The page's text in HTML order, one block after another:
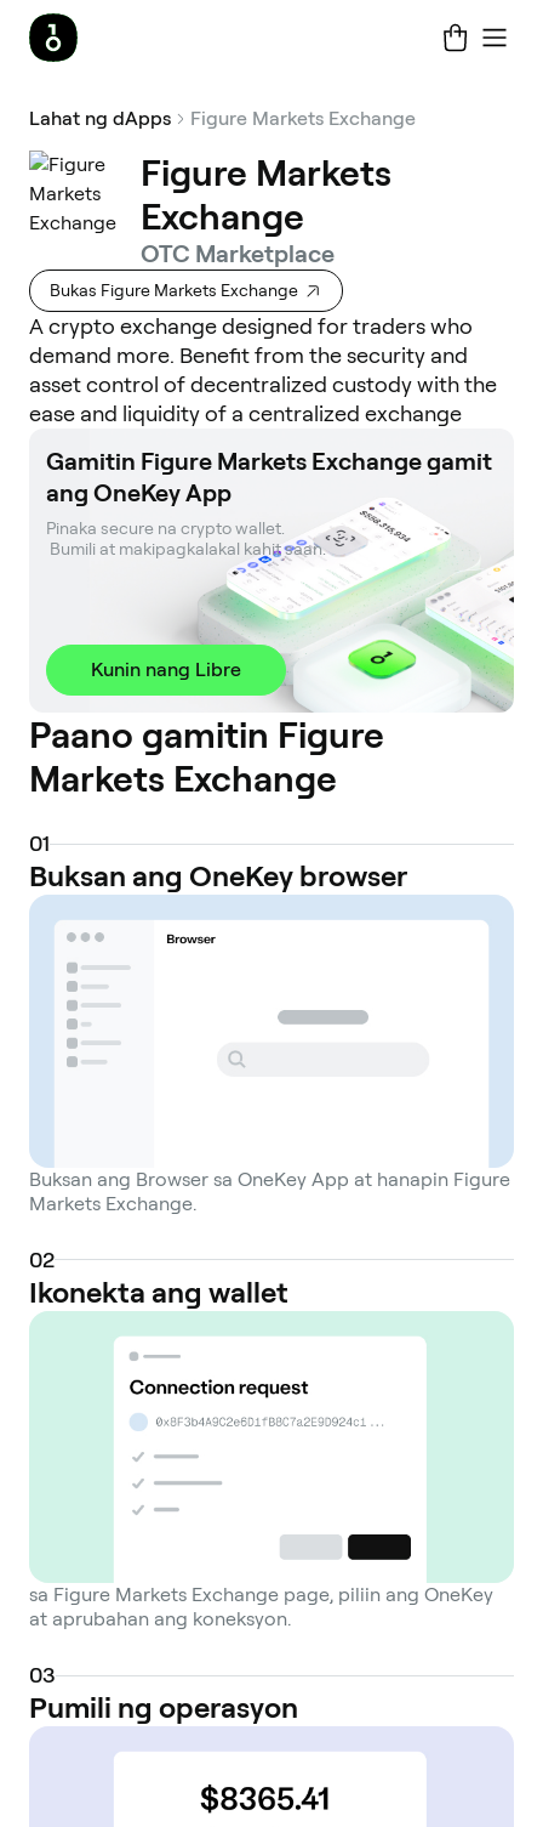
Lahat ng dApps Figure Markets Exchange
Figure Markets
Exchange
OTC Marketplace
Bukas Figure Markets Exchange
A crypto exchange designed for traders who
demand more. Benefit from the security and
asset control of decentralized custody with the
ease and liquidity of a centralized exchange
Gamitin Figure Markets Exchange gamit
ang OneKey App
Pinaka secure na crypto wallet.
Bumili at makipagkalakal kahit saan.
Kunin nang Libre
Paano gamitin Figure
Markets Exchange
01
Buksan ang OneKey browser
Buksan ang Browser sa OneKey App at hanapin Figure
Markets Exchange.
02
Ikonekta ang wallet
sa Figure Markets Exchange page, piliin ang OneKey
at aprubahan ang koneksyon.
03
Pumili ng operasyon